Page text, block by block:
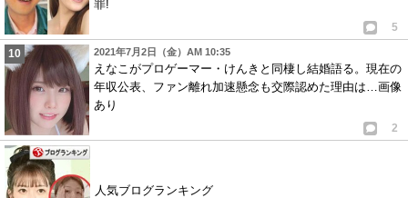
罪!
5
2021年7月2日（金）AM 10:35
えなこがプロゲーマー・けんきと同棲し結婚語る。現在の
年収公表、ファン離れ加速懸念も交際認めた理由は…画像
あり
2
人気ブログランキング